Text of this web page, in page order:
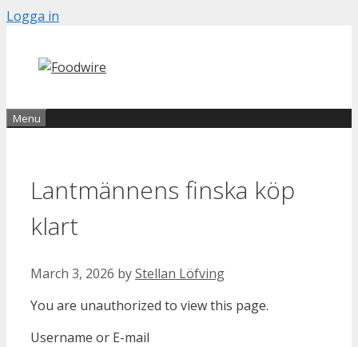
Skip
content
Logga in
Menu
Lantmännens finska köp
klart
March 3, 2026 byStellan Löfving
You are unauthorized to view this page.
Username or E-mail